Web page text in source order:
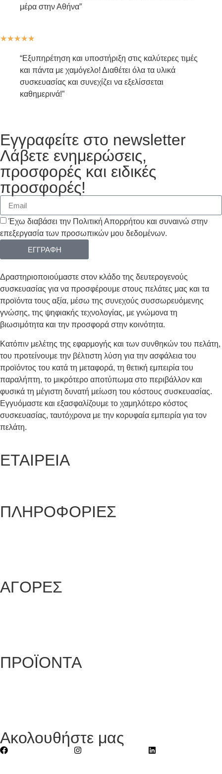
μέρα στην Αθήνα”
★★★★★
“Εξυπηρέτηση και υποστήριξη στις καλύτερες τιμές
και πάντα με χαμόγελο! Διαθέτει όλα τα υλικά
συσκευασίας και συνεχίζει να εξελίσσεται
καθημερινά!”
Εγγραφείτε στο newsletter
Λάβετε ενημερώσεις,
προσφορές και ειδικές
προσφορές!
Έχω διαβάσει την Πολιτική Απορρήτου και συναινώ στην
επεξεργασία των προσωπικών μου δεδομένων.
ΕΓΓΡΑΦΗ
Δραστηριοποιούμαστε στον κλάδο της δευτερογενούς
συσκευασίας για να προσφέρουμε στους πελάτες μας και τα
προϊόντα τους αξία, μέσω της συνεχούς συσσωρευόμενης
γνώσης, της ψηφιακής τεχνολογίας, με γνώμονα τη
βιωσιμότητα και την προσφορά στην κοινότητα.
Κατόπιν μελέτης της εφαρμογής και των συνθηκών του πελάτη,
του προτείνουμε την βέλτιστη λύση για την ασφάλεια του
προϊόντος του κατά τη μεταφορά, τη θετική εμπειρία του
παραλήπτη, το μικρότερο αποτύπωμα στο περιβάλλον και
φυσικά τη μέγιστη δυνατή μείωση του κόστους συσκευασίας.
Εγγυόμαστε και εξασφαλίζουμε το χαμηλότερο κόστος
συσκευασίας, ταυτόχρονα με την κορυφαία εμπειρία για τον
πελάτη.
ΕΤΑΙΡΕΙΑ
ΠΛΗΡΟΦΟΡΙΕΣ
ΑΓΟΡΕΣ
ΠΡΟΪΟΝΤΑ
Ακολουθήστε μας